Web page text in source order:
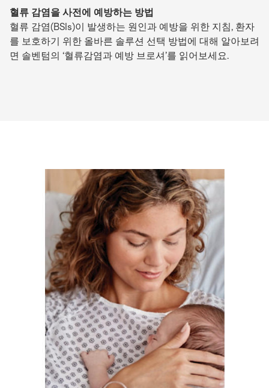
혈류 감염을 사전에 예방하는 방법
혈류 감염(BSIs)이 발생하는 원인과 예방을 위한 지침, 환자
를 보호하기 위한 올바른 솔루션 선택 방법에 대해 알아보려
면 솔벤텀의 ‘혈류감염과 예방 브로셔’를 읽어보세요.